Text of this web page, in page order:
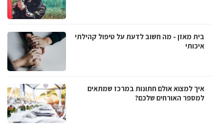
בית מאזן - מה חשוב לדעת על טיפול קהילתי
איכותי
איך למצוא אולם חתונות במרכז שמתאים
למספר האורחים שלכם?